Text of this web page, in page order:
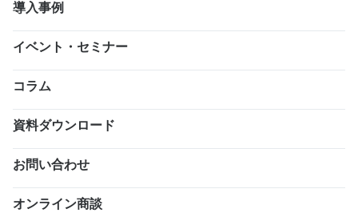
導入事例
イベント・セミナー
コラム
資料ダウンロード
お問い合わせ
オンライン商談